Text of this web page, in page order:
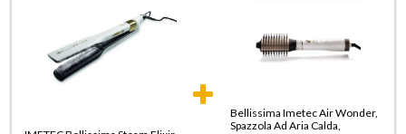
Bellissima Imetec Air Wonder,
Spazzola Ad Aria Calda,